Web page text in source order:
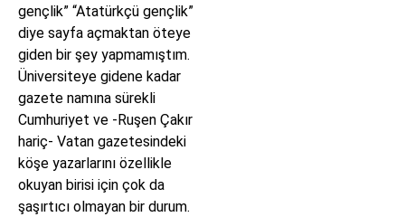
gençlik” “Atatürkçü gençlik”
diye sayfa açmaktan öteye
giden bir şey yapmamıştım.
Üniversiteye gidene kadar
gazete namına sürekli
Cumhuriyet ve -Ruşen Çakır
hariç- Vatan gazetesindeki
köşe yazarlarını özellikle
okuyan birisi için çok da
şaşırtıcı olmayan bir durum.